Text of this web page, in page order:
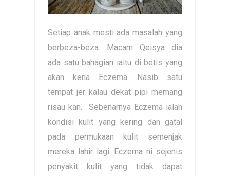
Setiap anak mesti ada masalah yang
berbeza-beza. Macam Qeisya dia
ada satu bahagian iaitu di betis yang
akan kena Eczema. Nasib satu
tempat jer kalau dekat pipi memang
risau kan. Sebenarnya Eczema ialah
kondisi kulit yang kering dan gatal
pada permukaan kulit semenjak
mereka lahir lagi. Eczema ni sejenis
penyakit kulit yang tidak dapat